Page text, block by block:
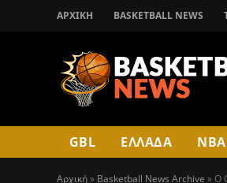
ΑΡΧΙΚΉ BASKETBALL NEWS
GBL ΕΛΛΑΔΑ NBA
Αρχική» Basketball News Archive »Ο